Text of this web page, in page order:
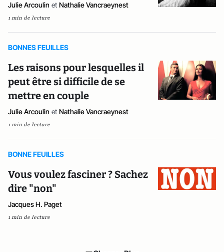
Julie Arcoulin et Nathalie Vancraeynest
1 min de lecture
BONNES FEUILLES
Les raisons pour lesquelles il
peut être si difficile de se
mettre en couple
Julie Arcoulin et Nathalie Vancraeynest
1 min de lecture
BONNE FEUILLES
Vous voulez fasciner ? Sachez
dire "non"
Jacques H. Paget
1 min de lecture